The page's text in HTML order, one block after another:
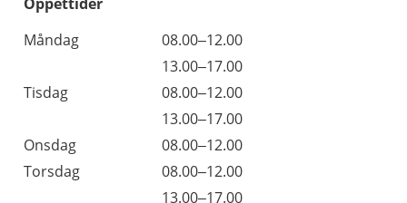
Dag
Öppettider
Kommentarer
Måndag
08.00–12.00
13.00–17.00
Tisdag
08.00–12.00
13.00–17.00
Onsdag
08.00–12.00
Torsdag
08.00–12.00
13.00–17.00